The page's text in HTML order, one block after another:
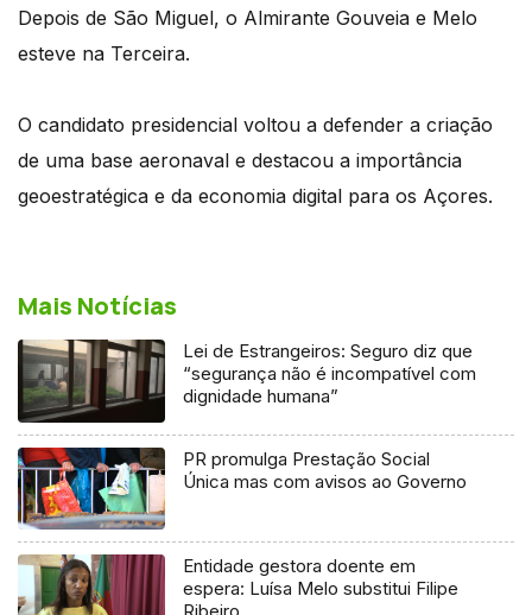
Depois de São Miguel, o Almirante Gouveia e Melo
esteve na Terceira.
O candidato presidencial voltou a defender a criação
de uma base aeronaval e destacou a importância
geoestratégica e da economia digital para os Açores.
Mais Notícias
Lei de Estrangeiros: Seguro diz que
“segurança não é incompatível com
dignidade humana”
PR promulga Prestação Social
Única mas com avisos ao Governo
Entidade gestora doente em
espera: Luísa Melo substitui Filipe